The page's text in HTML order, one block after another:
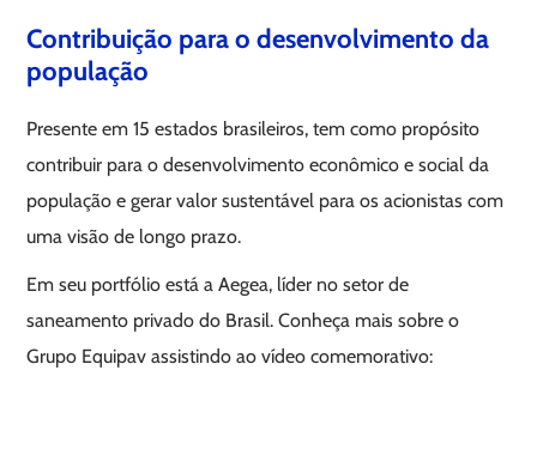
Contribuição para o desenvolvimento da
população
Presente em 15 estados brasileiros, tem como propósito
contribuir para o desenvolvimento econômico e social da
população e gerar valor sustentável para os acionistas com
uma visão de longo prazo.
Em seu portfólio está a Aegea, líder no setor de
saneamento privado do Brasil. Conheça mais sobre o
Grupo Equipav assistindo ao vídeo comemorativo: